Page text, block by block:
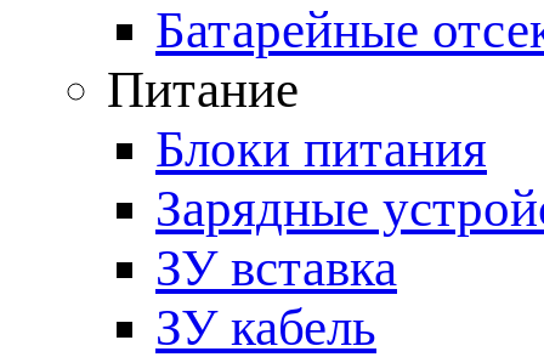
Батарейные
Питание
Блоки питания
Зарядные
ЗУ вставка
ЗУ кабель